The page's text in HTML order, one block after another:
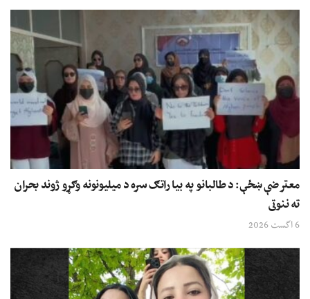
معترضې ښځې: د طالبانو په بیا راتګ سره د میلیونونه وګړو ژوند بحران
ته ننوتی
6 اگست 2026